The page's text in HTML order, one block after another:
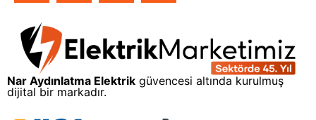
Nar Aydınlatma Elektrik güvencesi altında kurulmuş
dijital bir markadır.